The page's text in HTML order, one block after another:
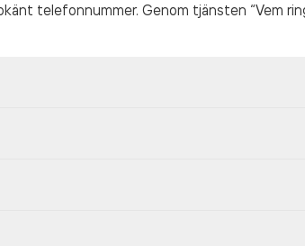
telefonnummer. Genom tjänsten “Vem